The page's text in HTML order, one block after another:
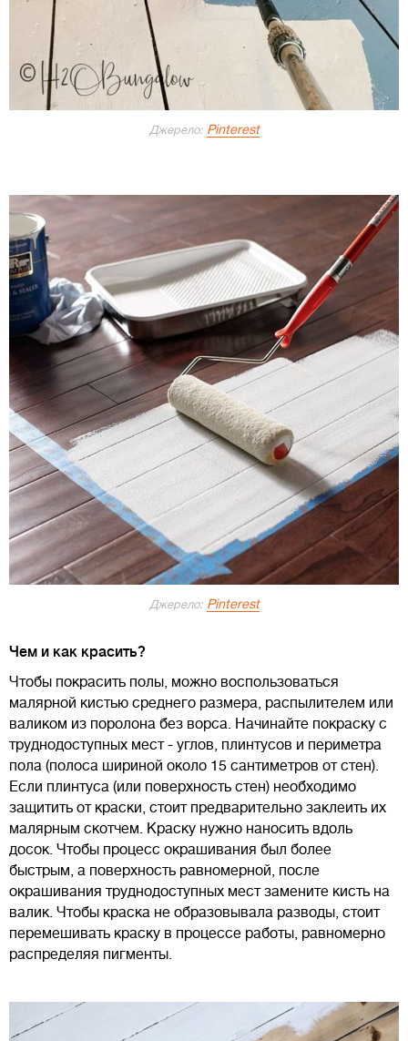
Джерело: Pinterest
Джерело: Pinterest
Чем и как красить?
Чтобы покрасить полы, можно воспользоваться
малярной кистью среднего размера, распылителем или
валиком из поролона без ворса. Начинайте покраску с
труднодоступных мест - углов, плинтусов и периметра
пола (полоса шириной около 15 сантиметров от стен).
Если плинтуса (или поверхность стен) необходимо
защитить от краски, стоит предварительно заклеить их
малярным скотчем. Краску нужно наносить вдоль
досок. Чтобы процесс окрашивания был более
быстрым, а поверхность равномерной, после
окрашивания труднодоступных мест замените кисть на
валик. Чтобы краска не образовывала разводы, стоит
перемешивать краску в процессе работы, равномерно
распределяя пигменты.